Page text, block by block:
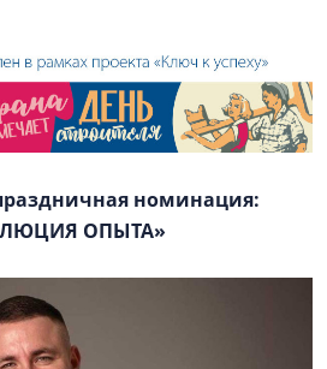
номинация:
ОПЫТА»